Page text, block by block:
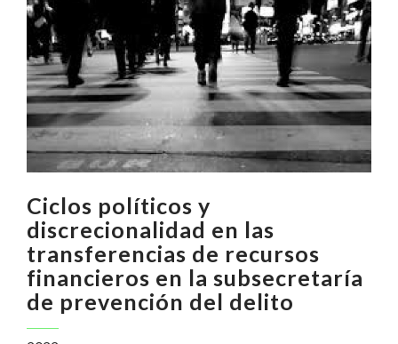
Ciclos políticos y
discrecionalidad en las
transferencias de recursos
financieros en la subsecretaría
de prevención del delito